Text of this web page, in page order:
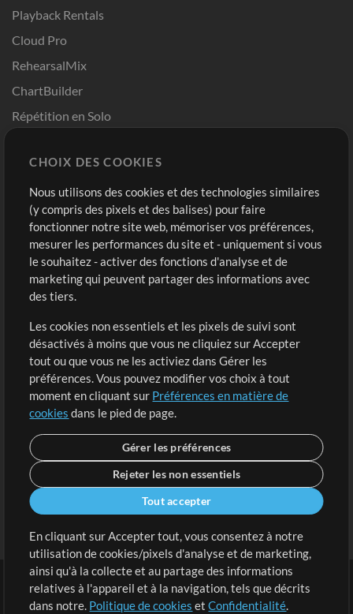
Playback Rentals
Cloud Pro
RehearsalMix
ChartBuilder
Répétition en Solo
Modèles ProPresenter
Sons
Boutique
Acheter des crédits
Contenu gratuit
Demander les pistes
Extras
Sessions
Soumettre votre contenu
Listes de lecture
Conférence MT
Compte
Connexion
S'inscrire
CHOIX DES COOKIES
Nous utilisons des cookies et des technologies similaires
(y compris des pixels et des balises) pour faire
fonctionner notre site web, mémoriser vos préférences,
mesurer les performances du site et - uniquement si vous
le souhaitez - activer des fonctions d'analyse et de
marketing qui peuvent partager des informations avec
des tiers.
Les cookies non essentiels et les pixels de suivi sont
désactivés à moins que vous ne cliquiez sur Accepter
tout ou que vous ne les activiez dans Gérer les
préférences. Vous pouvez modifier vos choix à tout
moment en cliquant sur Préférences en matière de
cookies dans le pied de page.
Gérer les préférences
Rejeter les non essentiels
Tout accepter
En cliquant sur Accepter tout, vous consentez à notre
utilisation de cookies/pixels d'analyse et de marketing,
ainsi qu'à la collecte et au partage des informations
relatives à l'appareil et à la navigation, tels que décrits
dans notre. Politique de cookies etConfidentialité.